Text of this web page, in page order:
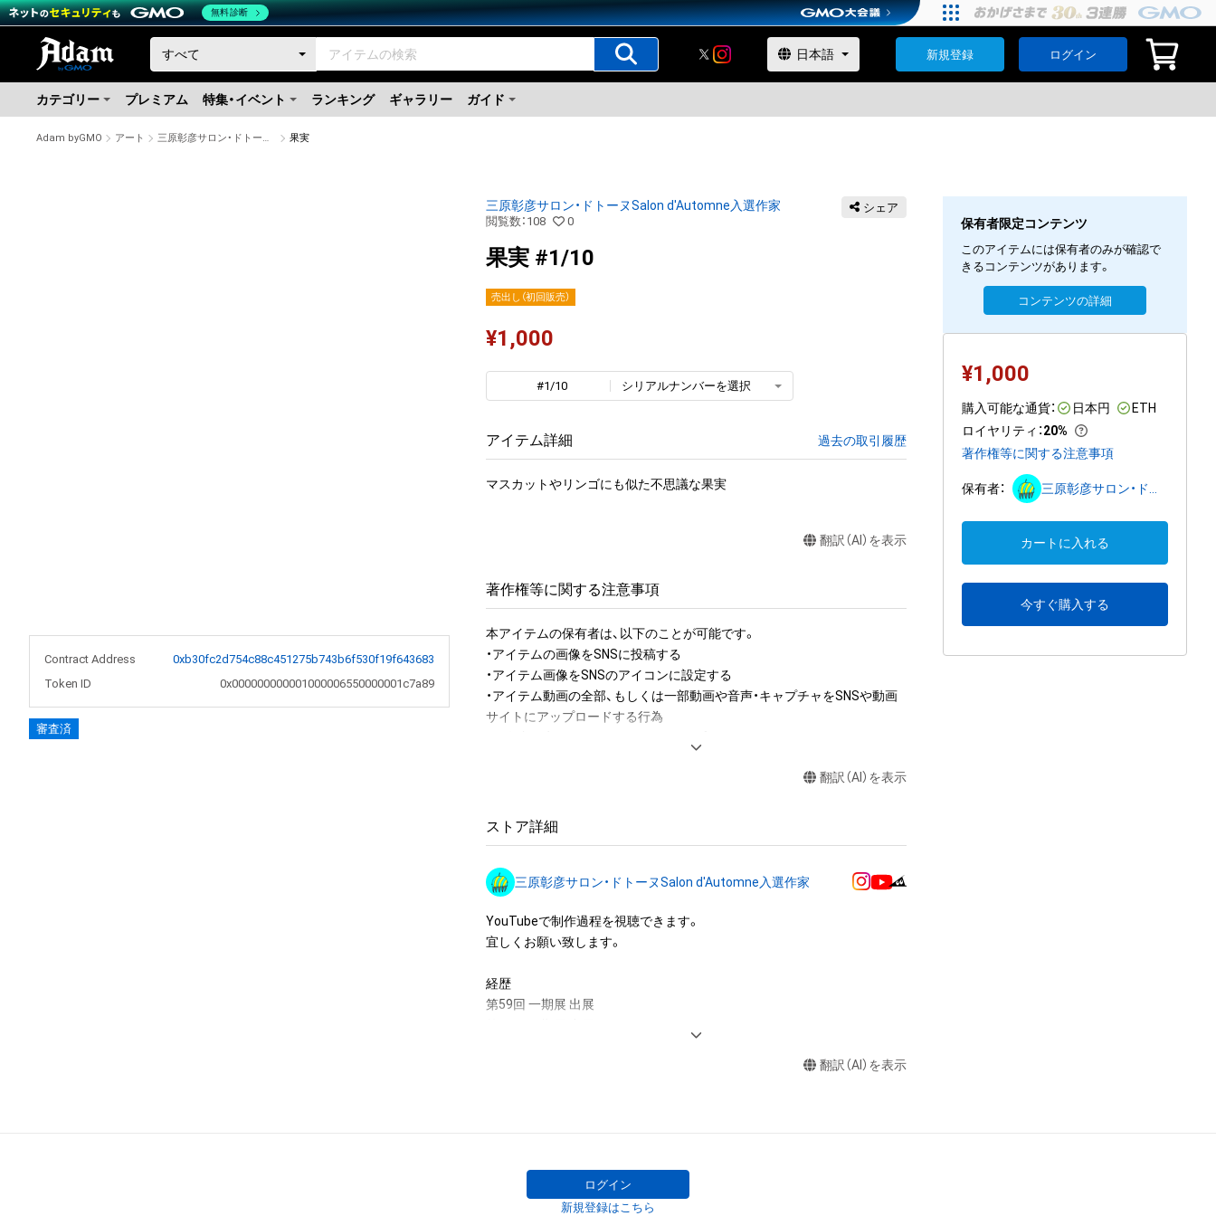
新規登録 ログイン
カテゴリー プレミアム 特集・イベント ランキング ギャラリー ガイド
Adam byGMO アート 三原彰彦サロン・ドトーヌSalon d'Automne入選作家 果実
Contract Address
0xb30fc2d754c88c451275b743b6f530f19f643683
Token ID
0x000000000001000006550000001c7a89
審査済
三原彰彦サロン・ドトーヌSalon d'Automne入選作家
閲覧数 ： 108 0
シェア
果実 #1/10
売出し（初回販売）
¥1,000
#1/10 シリアルナンバーを選択
アイテム詳細 過去の取引履歴
マスカットやリンゴにも似た不思議な果実
翻訳（AI）を表示
著作権等に関する注意事項
本アイテムの保有者は、以下のことが可能です。
・アイテムの画像をSNSに投稿する
・アイテム画像をSNSのアイコンに設定する
・アイテム動画の全部、もしくは一部動画や音声・キャプチャをSNSや動画
サイトにアップロードする行為
・アイテムの画像を使用してメッセージカードを制作し友達に送る
アイテムに関する注意事項
・本アイテムに関する創作物(画像および映像、音楽、商標またはロゴ等を含
用新案権、商標権、意匠権その他の知的財産権(それらの権利を取得し、又は
は、本アイテムの著作権を有する方、著作隣接権の権利者またはその管理委
託を受けている者によって保護されています。そのため、本アイテムを保
することを意味しません。
・本アイテムの著作権を有する方、著作隣接権の権利者またはその管理委託
を受けている者からの事前の同意なしに、上記の「本アイテムの保有者が有
(改変、公開、配布、逆コンパイル、リバースエンジニアリングを含みますが、
翻訳（AI）を表示
ストア詳細
三原彰彦サロン・ドトーヌSalon d'Automne入選作家
YouTubeで制作過程を視聴できます。
宜しくお願い致します。
経歴
第59回 一期展 出展
一期会より準会員に推挙
第56回一期展 一般部門 入選  小品部門2作品 入選
翻訳（AI）を表示
保有者限定コンテンツ
このアイテムには保有者のみが確認で
きるコンテンツがあります。
コンテンツの詳細
¥1,000
購入可能な通貨： 日本円
ETH
ロイヤリティ ：20%
著作権等に関する注意事項
保有者：
カートに入れる
今すぐ購入する
ログイン
新規登録はこちら
無料診断